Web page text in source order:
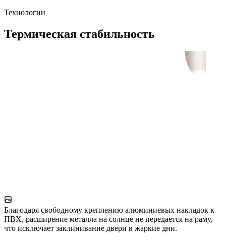
Технологии
Термическая стабильность
Благодаря свободному креплению алюминиевых накладок к
ПВХ, расширение металла на солнце не передается на раму,
что исключает заклинивание двери в жаркие дни.